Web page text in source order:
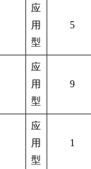
应
用
型
5
应
用
型
9
应
用
型
1